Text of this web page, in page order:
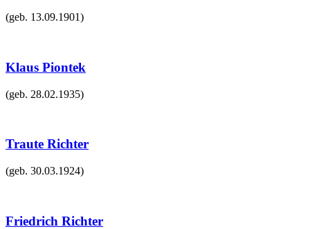
(geb. 13.09.1901)
Klaus Piontek
(geb. 28.02.1935)
Traute Richter
(geb. 30.03.1924)
Friedrich Richter